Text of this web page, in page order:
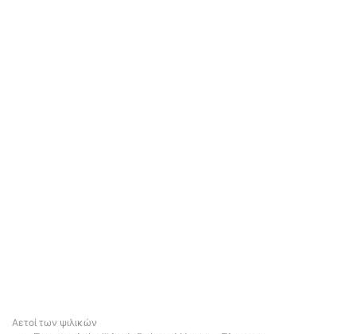
Αετοί των ψιλικών